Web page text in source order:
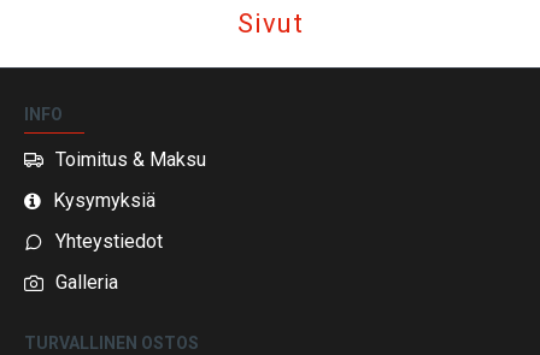
Sivut
INFO
Toimitus & Maksu
Kysymyksiä
Yhteystiedot
Galleria
TURVALLINEN OSTOS